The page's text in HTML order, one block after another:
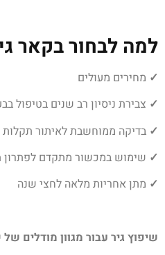
למה לבחור בקאר
✓ מחירים מעולים
✓ צבירת ניסיון רב שנים בטיפול
✓ בדיקה ממוחשבת לאיתור תקלות
✓ שימוש במכשור מתקדם לפתרון
✓ מתן אחריות מלאה לחצי שנה
שיפוץ גיר עבור מגוון מודלים